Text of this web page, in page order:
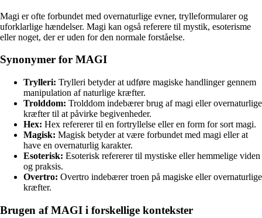
Magi er ofte forbundet med overnaturlige evner, trylleformularer og
uforklarlige hændelser. Magi kan også referere til mystik, esoterisme
eller noget, der er uden for den normale forståelse.
Synonymer for MAGI
Trylleri: Trylleri betyder at udføre magiske handlinger gennem
manipulation af naturlige kræfter.
Trolddom: Trolddom indebærer brug af magi eller overnaturlige
kræfter til at påvirke begivenheder.
Hex: Hex refererer til en fortryllelse eller en form for sort magi.
Magisk: Magisk betyder at være forbundet med magi eller at
have en overnaturlig karakter.
Esoterisk: Esoterisk refererer til mystiske eller hemmelige viden
og praksis.
Overtro: Overtro indebærer troen på magiske eller overnaturlige
kræfter.
Brugen af MAGI i forskellige kontekster